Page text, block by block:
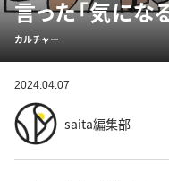
言った「気にな
カルチャー
2024.04.07
saita編集部